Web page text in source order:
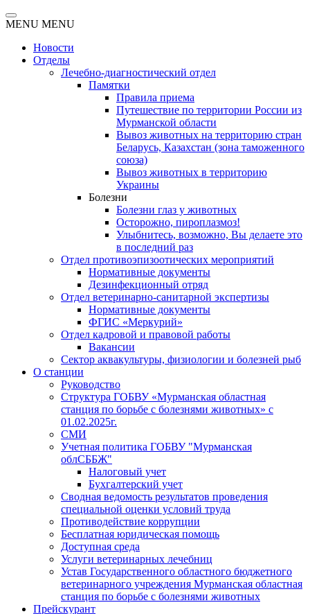
MENU MENU
Новости
Отделы
Лечебно-диагностический отдел
Памятки
Правила приема
Путешествие по территории России из
Мурманской области
Вывоз животных на территорию стран
Беларусь, Казахстан (зона таможенного
союза)
Вывоз животных в территорию
Украины
Болезни
Болезни глаз у животных
Осторожно, пироплазмоз!
Улыбнитесь, возможно, Вы делаете это
в последний раз
Отдел противоэпизоотических мероприятий
Нормативные документы
Дезинфекционный отряд
Отдел ветеринарно-санитарной экспертизы
Нормативные документы
ФГИС «Меркурий»
Отдел кадровой и правовой работы
Вакансии
Сектор аквакультуры, физиологии и болезней рыб
О станции
Руководство
Структура ГОБВУ «Мурманская областная
станция по борьбе с болезнями животных» c
01.02.2025г.
СМИ
Учетная политика ГОБВУ "Мурманская
облСББЖ"
Налоговый учет
Бухгалтерский учет
Сводная ведомость результатов проведения
специальной оценки условий труда
Противодействие коррупции
Бесплатная юридическая помощь
Доступная среда
Услуги ветеринарных лечебниц
Устав Государственного областного бюджетного
ветеринарного учреждения Мурманская областная
станция по борьбе с болезнями животных
Прейскурант